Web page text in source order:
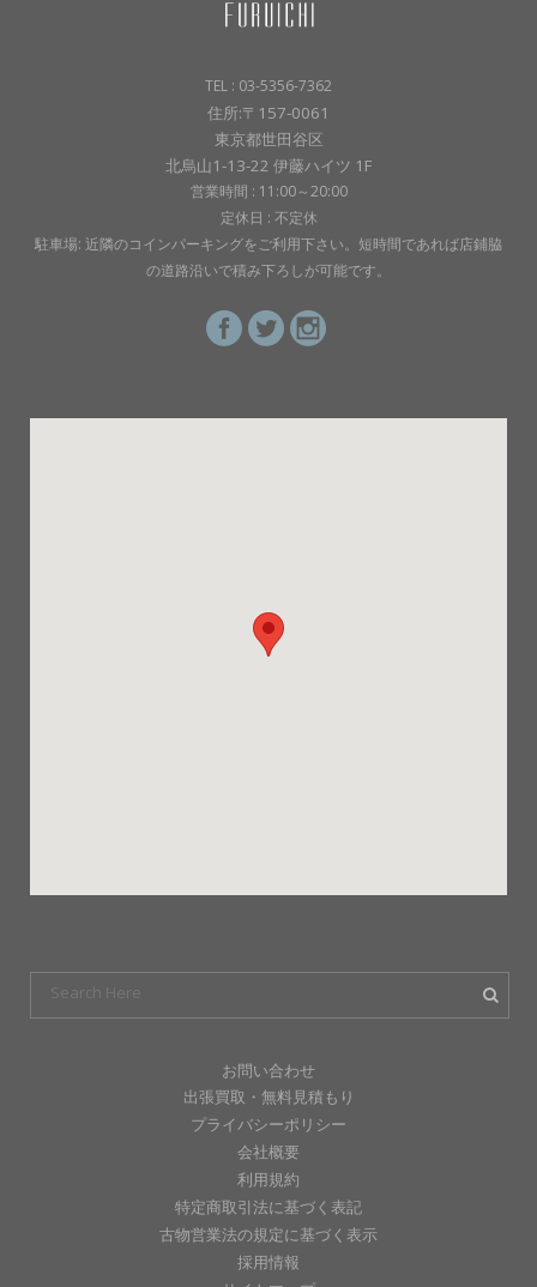
TEL : 03-5356-7362
住所:〒157-0061
東京都世田谷区
北烏山1-13-22 伊藤ハイツ 1F
営業時間 : 11:00～20:00
定休日 : 不定休
駐車場: 近隣のコインパーキングをご利用下さい。短時間であれば店鋪脇
の道路沿いで積み下ろしが可能です。
お問い合わせ
出張買取・無料見積もり
プライバシーポリシー
会社概要
利用規約
特定商取引法に基づく表記
古物営業法の規定に基づく表示
採用情報